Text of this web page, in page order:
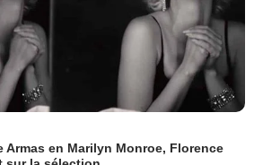
Armas en Marilyn Monroe, Florence